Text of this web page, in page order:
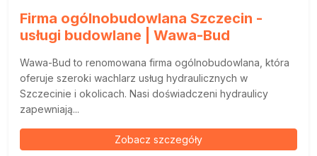
Firma ogólnobudowlana Szczecin -
usługi budowlane | Wawa-Bud
Wawa-Bud to renomowana firma ogólnobudowlana, która
oferuje szeroki wachlarz usług hydraulicznych w
Szczecinie i okolicach. Nasi doświadczeni hydraulicy
zapewniają...
Zobacz szczegóły